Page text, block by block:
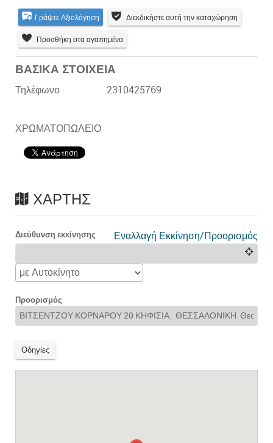
Γράψτε Αξιολόγηση Διεκδικήστε αυτή την καταχώρηση
Προσθήκη στα αγαπημένα
ΒΑΣΙΚΑ ΣΤΟΙΧΕΙΑ
Τηλέφωνο 2310425769
ΧΡΩΜΑΤΟΠΩΛΕΙΟ
ΧΆΡΤΗΣ
Εναλλαγή Εκκίνηση/Προορισμός
Διεύθυνση εκκίνησης
Προορισμός
Οδηγίες